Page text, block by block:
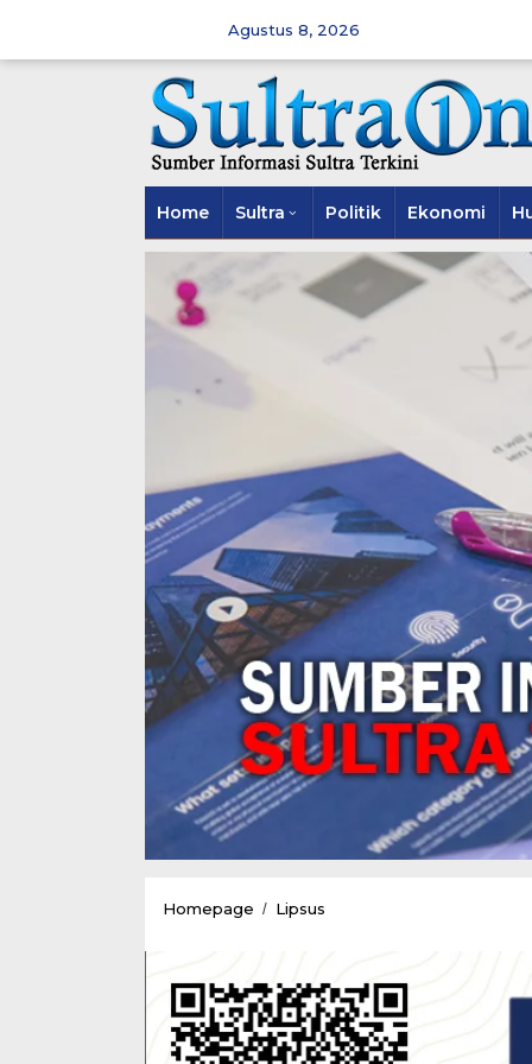
Agustus 8, 2026
Home Sultra Politik Ekonomi
Homepage / Lipsus
GTS”
Mengadakan
Lomba
Foto